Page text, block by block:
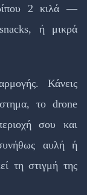
2 κιλά —
ή μικρά
Κάνεις
το drone
σου και
αυλή ή
τη στιγμή της